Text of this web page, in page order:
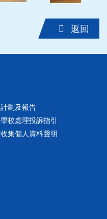
返回
計劃及報告
學校處理投訴指引
收集個人資料聲明